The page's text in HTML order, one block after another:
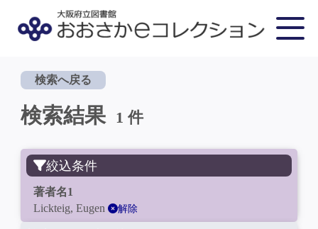
検索へ戻る
検索結果 1 件
絞込条件
著者名1
Lickteig, Eugen
解除